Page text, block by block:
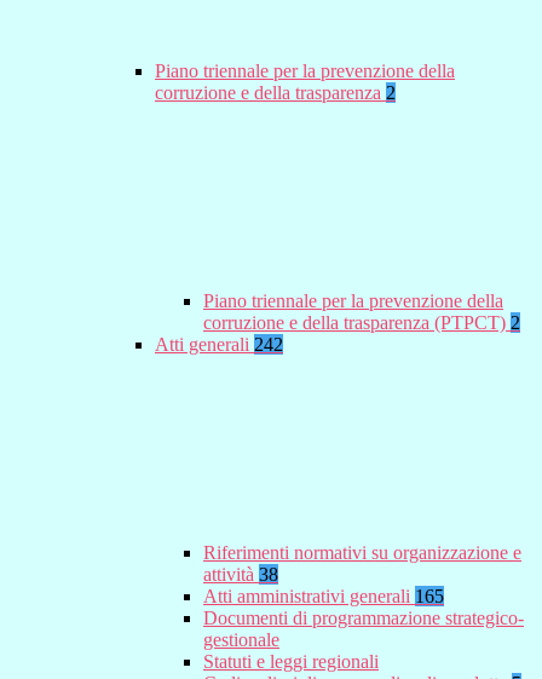
Piano triennale per la prevenzione della
corruzione e della trasparenza 2
Piano triennale per la prevenzione della
corruzione e della trasparenza (PTPCT) 2
Atti generali 242
Riferimenti normativi su organizzazione e
attività 38
Atti amministrativi generali 165
Documenti di programmazione strategico-
gestionale
Statuti e leggi regionali